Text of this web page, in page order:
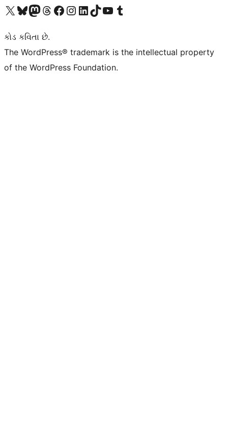
અમારા X (અગાઉ ટ્વિટર) એકાઉન્ટની મુલાકાત લોઅમારા Bluesky એકાઉન્ટની મુલાકાત લોઅમારા માસ્ટોડોન એકાઉન્ટની મુલાકાત લોઅમારા Threads એકાઉન્ટની મુલાકાત લો અમારા ફેસબુક પેજની મુલાકાત લોઅમારા ઇન્સ્ટાગ્રામ એકાઉન્ટની મુલાકાત લો અમારા LinkedIn એકાઉન્ટની મુલાકાત લોઅમારા TikTok એકાઉન્ટની મુલાકાત લોઅમારી YouTube ચેનલની મુલાકાત લો અમારા Tumblr એકાઉન્ટની મુલાકાત લો
કોડ કવિતા છે.
The WordPress® trademark is the intellectual property
of the WordPress Foundation.